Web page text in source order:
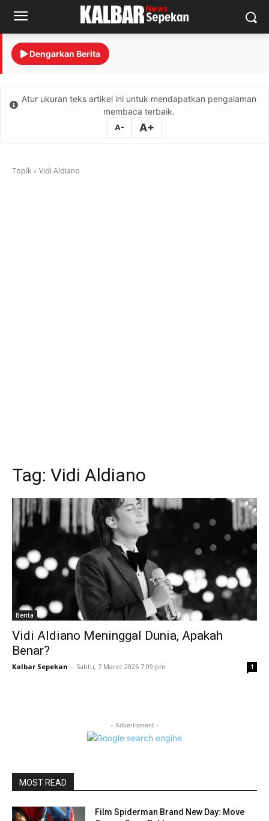
Dengarkan Berita
Atur ukuran teks artikel ini untuk mendapatkan pengalaman
membaca terbaik.
A- A+
Topik Vidi Aldiano
Tag: Vidi Aldiano
Berita
Vidi Aldiano Meninggal Dunia, Apakah
Benar?
Kalbar Sepekan - Sabtu, 7 Maret 2026 7:09 pm 1
- Advertisment -
MOST READ
Film Spiderman Brand New Day: Move